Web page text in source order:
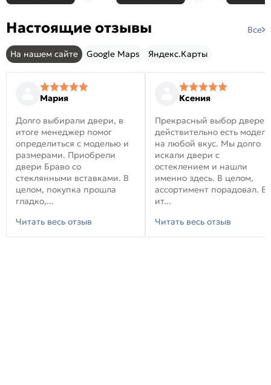
Настоящие отзывы Все
На нашем сайте Google Maps Яндекс.Карты
Мария
Долго выбирали двери, в
итоге менеджер помог
определиться с моделью и
размерами. Приобрели
двери Браво со
стеклянными вставками. В
целом, покупка прошла
гладко,...
Читать весь отзыв
Ксения
Прекрасный выбор
действительно есть модели
на любой вкус. Мы долго
искали двери с
остеклением и нашли
именно здесь. В целом,
ассортимент порадовал. В
ит...
Читать весь отзыв